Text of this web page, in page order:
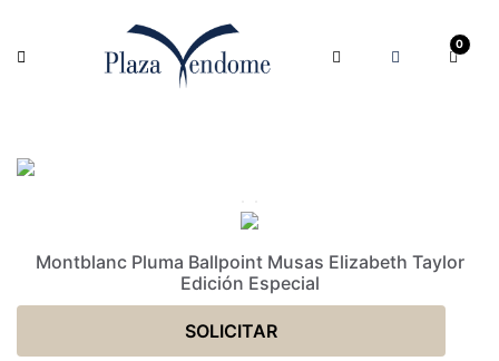
0
Montblanc Pluma Ballpoint Musas Elizabeth Taylor
Edición Especial
SOLICITAR